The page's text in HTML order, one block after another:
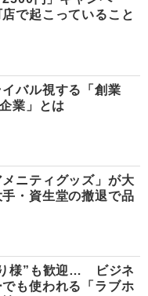
で起こっていること
バル視する「創業
業」とは
ニティグッズ」が大
・資生堂の撤退で品
様”も歓迎… ビジネ
も使われる「ラブホ